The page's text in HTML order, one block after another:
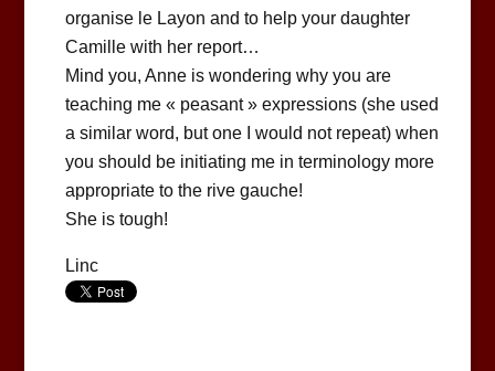
organise le Layon and to help your daughter
Camille with her report…
Mind you, Anne is wondering why you are
teaching me « peasant » expressions (she used
a similar word, but one I would not repeat) when
you should be initiating me in terminology more
appropriate to the rive gauche!
She is tough!
Linc